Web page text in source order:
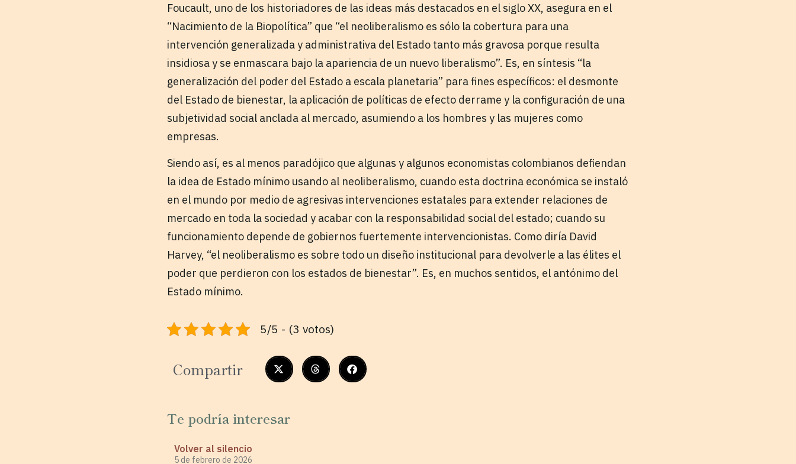
Foucault, uno de los historiadores de las ideas más destacados en el siglo XX, asegura en el
“Nacimiento de la Biopolítica” que “el neoliberalismo es sólo la cobertura para una
intervención generalizada y administrativa del Estado tanto más gravosa porque resulta
insidiosa y se enmascara bajo la apariencia de un nuevo liberalismo”. Es, en síntesis “la
generalización del poder del Estado a escala planetaria” para fines específicos: el desmonte
del Estado de bienestar, la aplicación de políticas de efecto derrame y la configuración de una
subjetividad social anclada al mercado, asumiendo a los hombres y las mujeres como
empresas.
Siendo así, es al menos paradójico que algunas y algunos economistas colombianos defiendan
la idea de Estado mínimo usando al neoliberalismo, cuando esta doctrina económica se instaló
en el mundo por medio de agresivas intervenciones estatales para extender relaciones de
mercado en toda la sociedad y acabar con la responsabilidad social del estado; cuando su
funcionamiento depende de gobiernos fuertemente intervencionistas. Como diría David
Harvey, “el neoliberalismo es sobre todo un diseño institucional para devolverle a las élites el
poder que perdieron con los estados de bienestar”. Es, en muchos sentidos, el antónimo del
Estado mínimo.
5/5 - (3 votos)
Compartir
Te podría interesar
Volver al silencio
5 de febrero de 2026